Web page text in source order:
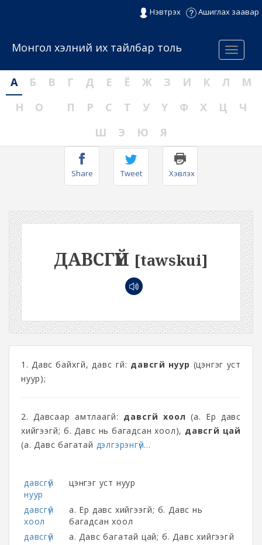
Нэвтрэх Ашиглах заавар
Menu
Монгол хэлний их тайлбар толь
А Б В Г Д Е Ё Ж З И К Л
М
Н
О П Р С Т У Ү Ф Х Ц
Ч
Ш
Э Ю Я
Share Tweet Хэвлэх
ДАВСГҮЙ [tawskui]
1. Давс байхгүй, давс үгүй: давсгүй нуур (цэнгэг уст
нуур);
2. Давсаар амтлаагүй: давсгүй хоол (а. Ер давс
хийгээгүй; б. Давс нь багадсан хоол), давсгүй цай
(а. Давс багатай дэлгэрэнгүй...
давсгүй
нуур
цэнгэг уст нуур
давсгүй
хоол
а. Ер давс хийгээгүй; б. Давс нь
багадсан хоол
давсгүй
а. Давс багатай цай; б. Давс хийгээгүй